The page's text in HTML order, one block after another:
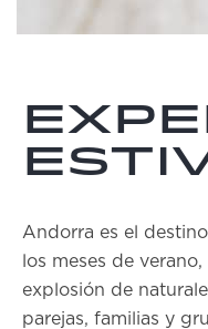
Andorra es el
los meses de
explosión de
parejas, familias y